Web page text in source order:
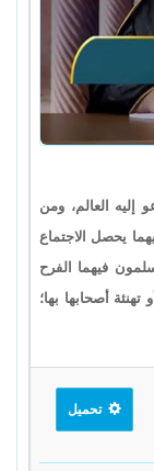
إليه العالم، ومن
يحصل الاجتماع
فيهما الفرح
تهنئة أصحابها بها؛
تحميل